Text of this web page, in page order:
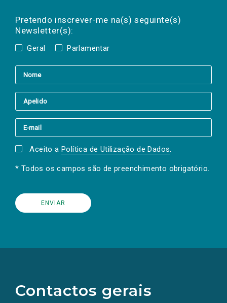
Pretendo inscrever-me na(s) seguinte(s)
Newsletter(s):
Geral Parlamentar
a(s) newsletter(s).
mail
Aceito a Política de Utilização de Dados.
* Todos os campos são de preenchimento obrigatório.
Contactos gerais
redes
sociais